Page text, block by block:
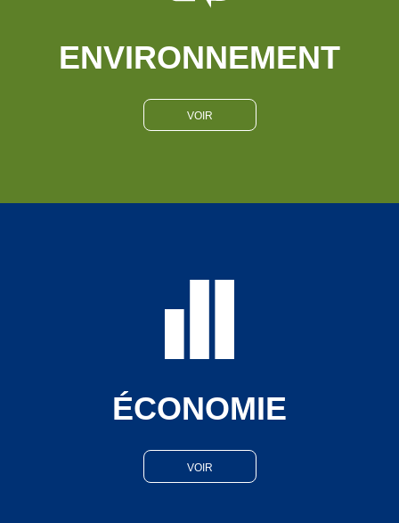
ENVIRONNEMENT
VOIR
ÉCONOMIE
VOIR